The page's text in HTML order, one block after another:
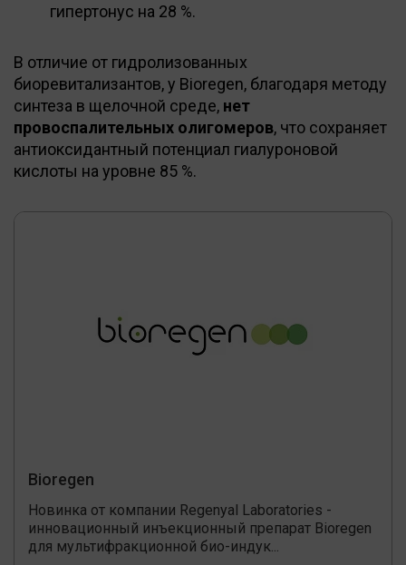
гипертонус на 28 %.
В отличие от гидролизованных
биоревитализантов, у Bioregen, благодаря методу
синтеза в щелочной среде, нет
провоспалительных олигомеров, что сохраняет
антиоксидантный потенциал гиалуроновой
кислоты на уровне 85 %.
Bioregen
Новинка от компании Regenyal Laboratories -
инновационный инъекционный препарат Bioregen
для мультифракционной био-индук...